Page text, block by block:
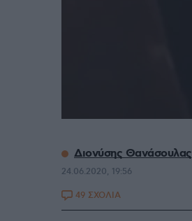
Διονύσης Θανάσουλας
24.06.2020, 19:56
49 ΣΧΟΛΙΑ